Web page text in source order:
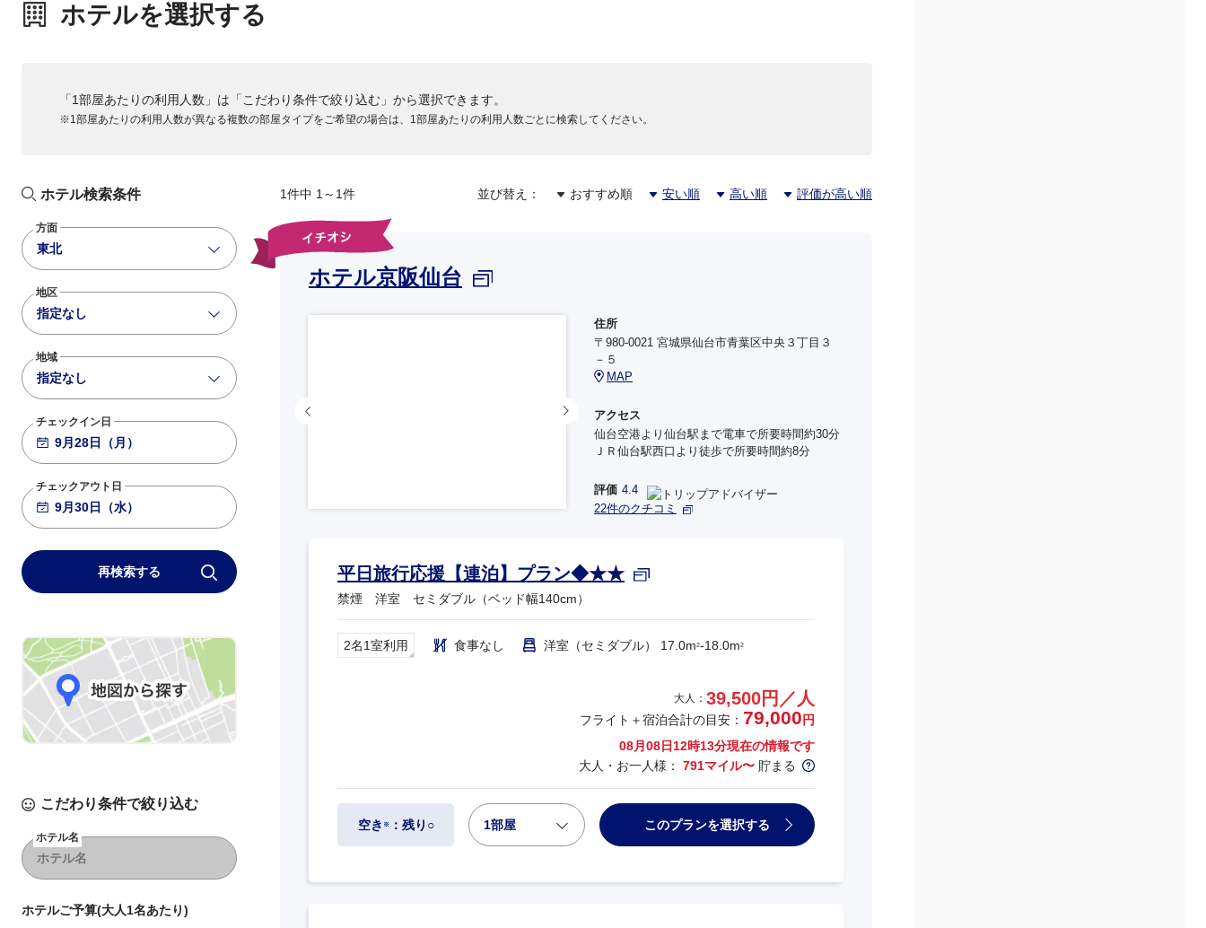
ホテルを選択する
「1部屋あたりの利用人数」は「こだわり条件で絞り込む」から選択できます。
※1部屋あたりの利用人数が異なる複数の部屋タイプをご希望の場合は、1部屋あたりの利用人数ごとに検索してください。
ホテル検索条件
方面
東北
地区
指定なし
地域
指定なし
チェックイン日
チェックアウト日
再検索する
こだわり条件で絞り込む
ホテル名
ホテルご予算(大人1名あたり)
1件中 1～1件 並び替え： おすすめ順 安い順 高い順 評価が高い順
ホテル京阪仙台
住所
〒980-0021 宮城県仙台市青葉区中央３丁目３
－５
MAP
アクセス
仙台空港より仙台駅まで電車で所要時間約30分
ＪＲ仙台駅西口より徒歩で所要時間約8分
評価 4.4
22件のクチコミ
平日旅行応援【連泊】プラン◆★★
禁煙 洋室 セミダブル（ベッド幅140cm）
2名1室利用 食事なし 洋室（セミダブル） 17.0m2-18.0m2
大人： 39,500円／人
フライト＋宿泊合計の目安： 79,000 円
08月08日12時13分現在の情報です
大人・お一人様： 791マイル〜 貯まる
空き ※：残り○ 1部屋 このプランを選択する